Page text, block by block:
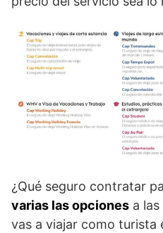
¿Qué seguro contratar
varias las opciones a
vas a viajar como turista